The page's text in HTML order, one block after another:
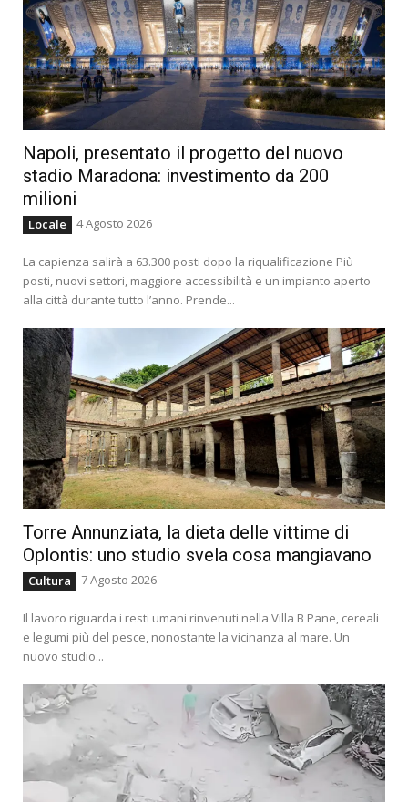
E così in conseguenza dell’assalto alla Cgil, in
occasione della manifestazione «no green
pass», da parte di militanti di Forza Nuova –
capeggiati daRoberto Fiore,Giuliano
Castellinoe l’ex NarLuigi Aronica(ma come
mai, pur essendo stati più volte arrestati e
‘daspo’ forniti, per cui in quella piazza non
dovevano neanche arrivare, sono sempre in
circolazione?) – insieme ad anarchici e «no a
tutto», la Cgil ha deciso di organizzare (per
carità solo una combinazione) per il giorno
protesta (in pieno silenzio elettorale, per cui:
mentreMichetti dovrà tacere,Gualtierisarà
sul palco) contro il fascismo. Un pericolo che il
presidente della Repubblica Sergio Mattarella